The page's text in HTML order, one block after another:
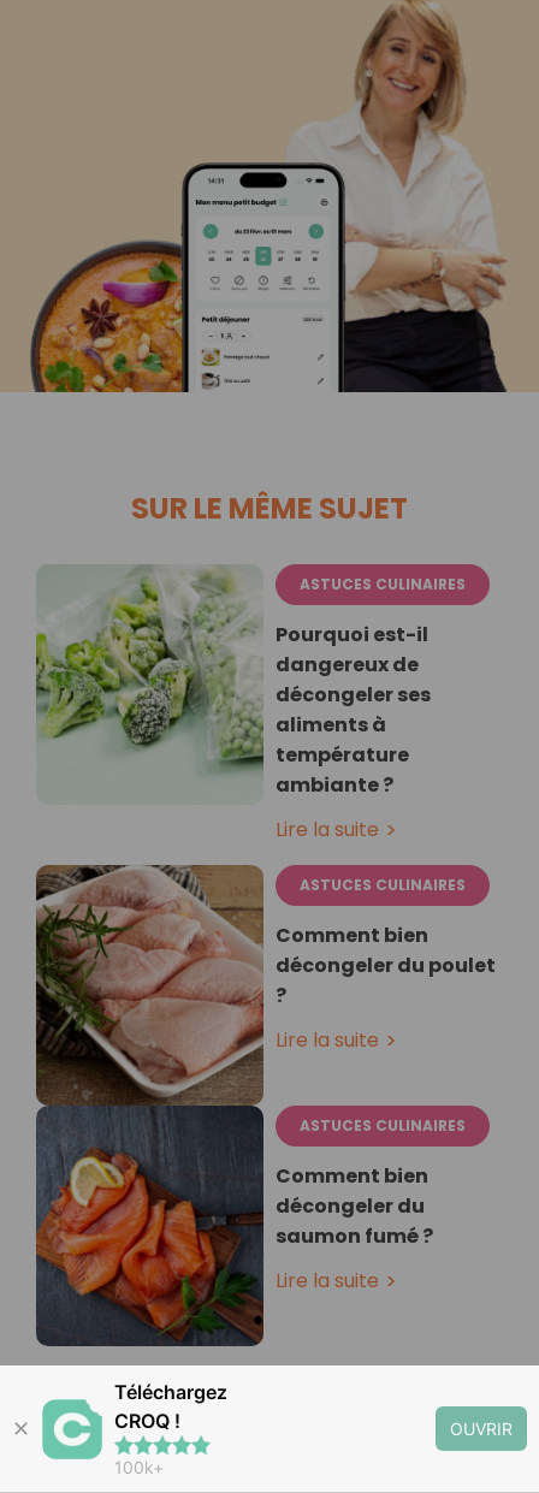
SUR LE MÊME SUJET
ASTUCES CULINAIRES
Pourquoi est-il
dangereux de
décongeler ses
aliments à
température
ambiante ?
Lire la suite
ASTUCES CULINAIRES
Comment bien
décongeler du poulet
?
Lire la suite
ASTUCES CULINAIRES
Comment bien
décongeler du
saumon fumé ?
Lire la suite
✕
Téléchargez
CROQ !
100k+
OUVRIR